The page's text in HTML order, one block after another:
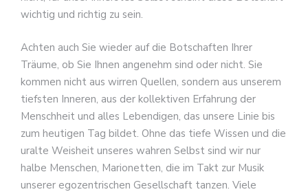
wichtig und richtig zu sein.
Achten auch Sie wieder auf die Botschaften Ihrer
Träume, ob Sie Ihnen angenehm sind oder nicht. Sie
kommen nicht aus wirren Quellen, sondern aus unserem
tiefsten Inneren, aus der kollektiven Erfahrung der
Menschheit und alles Lebendigen, das unsere Linie bis
zum heutigen Tag bildet. Ohne das tiefe Wissen und die
uralte Weisheit unseres wahren Selbst sind wir nur
halbe Menschen, Marionetten, die im Takt zur Musik
unserer egozentrischen Gesellschaft tanzen. Viele